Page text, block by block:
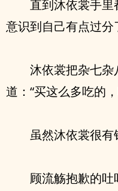
直到沐依裳手
意识到自己有点过分
沐依裳把杂七杂
道：“买这么多吃的
虽然沐依裳很有
顾流觞抱歉的吐